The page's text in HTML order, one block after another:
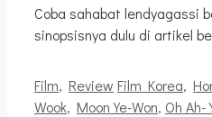
Coba sahabat lendyagassi
sinopsisnya dulu di artikel
Kategori
Film, Review Tag
Film Korea,
Wook, Moon Ye-Won, Oh Ah-